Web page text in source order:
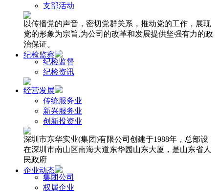
支部活动
以传播党的声音，密切党群关系，推动党的工作，展现
党的形象为宗旨,为公司的改革和发展提供坚强有力的政
治保证。
纪检监察
纪检监督
纪检资讯
经营发展
传统服务业
新兴服务业
创新投资业
深圳市东华实业(集团)有限公司创建于1988年，总部设
在深圳市南山区南海大道东华园山东大厦，是山东省人
民政府
企业动态
集团公司
权属企业